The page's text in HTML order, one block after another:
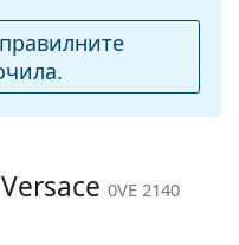
вместо с кърпа.
слънчеви очила
марки.
0VE 2140